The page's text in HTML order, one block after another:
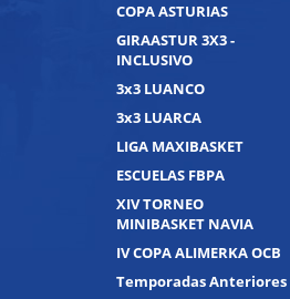
COPA ASTURIAS
GIRAASTUR 3X3 -
INCLUSIVO
3x3 LUANCO
3x3 LUARCA
LIGA MAXIBASKET
ESCUELAS FBPA
XIV TORNEO
MINIBASKET NAVIA
IV COPA ALIMERKA OCB
Temporadas Anteriores